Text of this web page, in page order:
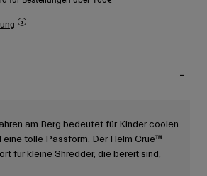
am Berg bedeutet für Kinder coolen
eine tolle Passform. Der Helm Crüe™
für kleine Shredder, die bereit sind,